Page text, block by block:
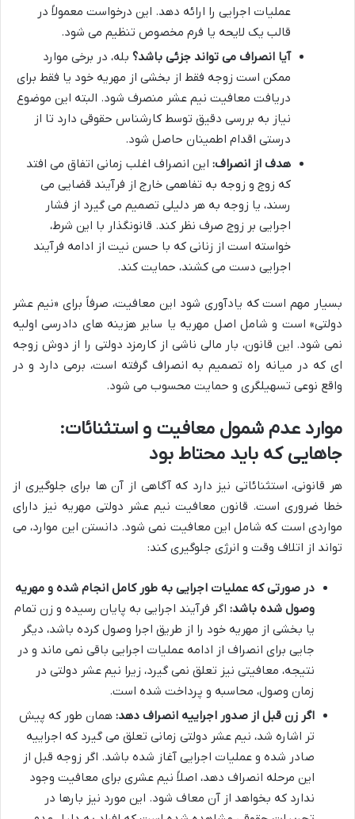
عملیات اجرایی را ارائه دهد. این درخواست معمولاً در
قالب یک لایحه یا فرم مخصوص تنظیم می شود.
آیا انصراف می تواند جزئی باشد؟ بله، در برخی موارد
ممکن است زوجه فقط از بخشی از مهریه خود یا فقط برای
دریافت معافیت نیم عشر منصرف شود. البته این موضوع
نیاز به بررسی دقیق توسط کارشناس حقوقی دارد تا از
درستی اقدام اطمینان حاصل شود.
هدف از انصراف: این انصراف اغلب زمانی اتفاق می افتد
که زوج و زوجه به تفاهمی خارج از فرآیند قضایی می
رسند، یا زوجه به هر دلیلی تصمیم می گیرد از فشار
اجرایی بر زوج صرف نظر کند. قانونگذار با این شرط،
خواسته است از زنانی که با حسن نیت از ادامه فرآیند
اجرایی دست می کشند، حمایت کند.
بسیار مهم است که یادآوری شود این معافیت، صرفاً برای «نیم عشر
دولتی» است و شامل اصل مهریه یا سایر هزینه های دادرسی اولیه
نمی شود. این قانون، بار مالی ناشی از کارمزد دولتی را از دوش زوجه
ای که در میانه راه تصمیم به انصراف گرفته است، برمی دارد و در
واقع نوعی تسهیلگری و حمایت محسوب می شود.
موارد عدم شمول معافیت و استثنائات:
جاهایی که باید محتاط بود
هر قانونی، استثنائاتی نیز دارد که آگاهی از آن ها برای جلوگیری از
خطا ضروری است. قانون معافیت نیم عشر دولتی مهریه نیز دارای
مواردی است که شامل این معافیت نمی شود. دانستن این موارد، می
تواند از اتلاف وقت و انرژی جلوگیری کند:
در صورتی که عملیات اجرایی به طور کامل انجام شده و مهریه
وصول شده باشد: اگر فرآیند اجرایی به پایان رسیده و زن تمام
یا بخشی از مهریه خود را از طریق اجرا وصول کرده باشد، دیگر
جایی برای انصراف از ادامه عملیات اجرایی باقی نمی ماند و در
نتیجه، معافیتی نیز تعلق نمی گیرد، زیرا نیم عشر دولتی در
زمان وصول، محاسبه و پرداخت شده است.
اگر زن قبل از صدور اجراییه انصراف دهد: همان طور که پیش
تر اشاره شد، نیم عشر دولتی زمانی تعلق می گیرد که اجراییه
صادر شده و عملیات اجرایی آغاز شده باشد. اگر زوجه قبل از
این مرحله انصراف دهد، اصلاً نیم عشری برای معافیت وجود
ندارد که بخواهد از آن معاف شود. این مورد نیز بارها در